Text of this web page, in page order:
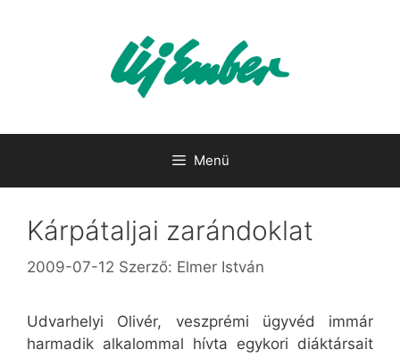
Menü
Kárpátaljai zarándoklat
2009-07-12 Szerző: Elmer István
Udvarhelyi Olivér, veszprémi ügyvéd immár
harmadik alkalommal hívta egykori diáktársait